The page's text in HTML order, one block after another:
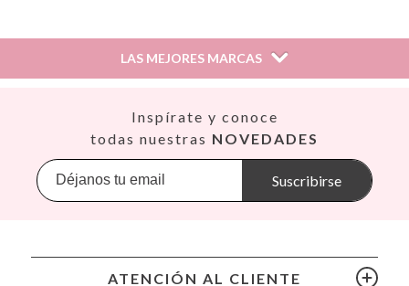
sobre Seguridad General de Productos (GPSR).
30500, Molina de Segura, Murcia
dpd@tutete.com
LAS MEJORES MARCAS
Banwood
BIBS
Inspírate y conoce
todas nuestras NOVEDADES
Suscribirse
ATENCIÓN AL CLIENTE